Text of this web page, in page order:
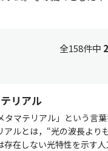
全158件中
リアル
タマテリアル」という言
アルとは，“光の波長より
存在しない光特性を示す